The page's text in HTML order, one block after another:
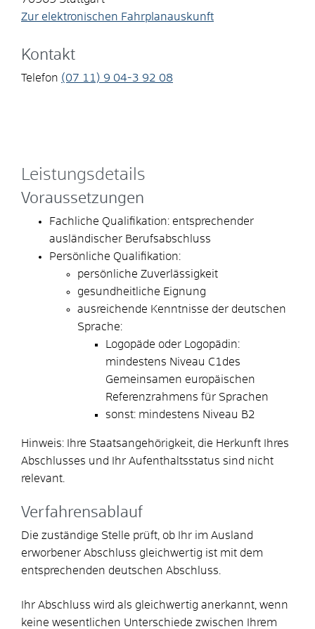
Zur elektronischen Fahrplanauskunft
Kontakt
Telefon (07 11) 9 04-3 92 08
Leistungsdetails
Voraussetzungen
Fachliche Qualifikation: entsprechender
ausländischer Berufsabschluss
Persönliche Qualifikation:
persönliche Zuverlässigkeit
gesundheitliche Eignung
ausreichende Kenntnisse der deutschen
Sprache:
Logopäde oder Logopädin:
mindestens Niveau C1des
Gemeinsamen europäischen
Referenzrahmens für Sprachen
sonst: mindestens Niveau B2
Hinweis: Ihre Staatsangehörigkeit, die Herkunft Ihres
Abschlusses und Ihr Aufenthaltsstatus sind nicht
relevant.
Verfahrensablauf
Die zuständige Stelle prüft, ob Ihr im Ausland
erworbener Abschluss gleichwertig ist mit dem
entsprechenden deutschen Abschluss.
Ihr Abschluss wird als gleichwertig anerkannt, wenn
keine wesentlichen Unterschiede zwischen Ihrem